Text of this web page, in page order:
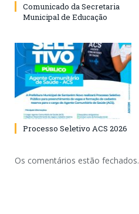
Comunicado da Secretaria
Municipal de Educação
Processo Seletivo ACS 2026
Os comentários estão fechados.